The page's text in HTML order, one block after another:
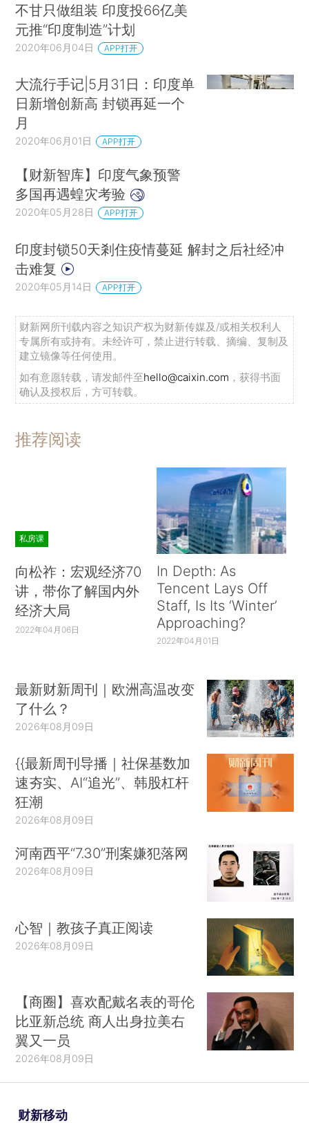
解释：基层政府的人员短缺；印度过早实现民主的
后果；以及种姓、性别和宗教造成的长期社会分
裂。第3部分讨论了有关印度政府表现不佳的两个
解释——印度政府部门规模过大以及被裙带政治裹
挟。这两个解释虽然常被提及，但进一步探究后发
现并不那么令人信服。最后的结论部分简要评论了
印度政府能力的某些变化模式，其中之一便是，尽
微观层面的劣势已得到显著改善。
1.参差不齐的表现
关近期概述，请参阅Bardhan，2016）。有一部分
强调政府在保护产权方面的作用，以及对自身施加
献关注在发展的背景下建立有效政府对于实现发展
目标和减少贫困的重要性（Page and Pande，
2018）。本文更多关注政府在提供如经济稳定、卫
生、教育与监管等基本服务方面的积极作用。
（①Rodrik and Subramanian（2003）为政府在市场
供法治和产权保护、确保合同的神圣性；稳定和矫
正市场，即涉及健全的中央银行和稳健的监管机
构；使市场合法化，即涉及税收和再分配政策，以
及发出声音并促进政治参与的平权运动；补充市
场，即提供基础设施和人力资本等公共品；削弱市
场，即通过国家对生产资料的所有权以及命令与控
制政策对市场的过度干预。）
财政结果
政府构建的核心是财政：就像主权国家对合法
（不同于间接税）、自然资源或外国援助的收入尤
其如此（Brautigam、Fjeldstad and Moore，
2008； Besley and Persson，2013）。对治理不
善和公共服务提供匮乏的解释经常与国家的征税能
力不足联系在一起：公民纳税越少，他们的国家主
人翁感越低，对服务和问责制，或者惩治腐败行为
的要求也越低（Persson and Rothstein，
对于独立前的英属印度，如果以军事能力和对
暴力的垄断权衡量，它有一个强政府；但是如果以
收入（以及相应的公共品支出）衡量，那么它有一
个弱政府。政府收入在国民收入中的占比在1871年
为2％，在1920—1930年仅为3%—5％，相较而
言，在两次世界大战的间歇期，英国为19％，日本
为29％（Roy，2011）。按人均水平计算，在1920
—1930年，英属马来联邦的平均支出是英属印度的
10倍以上，英属锡兰（今斯里兰卡）的平均支出超
过英属印度3倍，而诸如菲律宾等其他英属殖民地
和荷属东印度群岛的支出是英属印度的两倍以上，
不甘只做组装 印度投66亿美
元推“印度制造”计划
2020年06月04日 APP打开
大流行手记|5月31日：印度单
日新增创新高 封锁再延一个
月
2020年06月01日 APP打开
【财新智库】印度气象预警
多国再遇蝗灾考验
2020年05月28日 APP打开
印度封锁50天剎住疫情蔓延 解封之后社经冲
击难复
2020年05月14日 APP打开
财新网所刊载内容之知识产权为财新传媒及/或相关权利人
专属所有或持有。未经许可，禁止进行转载、摘编、复制及
建立镜像等任何使用。
如有意愿转载，请发邮件至hello@caixin.com ，获得书面
确认及授权后，方可转载。
推荐阅读
私房课
向松祚：宏观经济70
讲，带你了解国内外
经济大局
2022年04月06日
In Depth: As
Tencent Lays Off
Staff, Is Its ‘Winter’
Approaching?
2022年04月01日
最新财新周刊｜欧洲高温改变
了什么？
2026年08月09日
{{最新周刊导播｜社保基数加
速夯实、AI“追光”、韩股杠杆
狂潮
2026年08月09日
河南西平“7.30”刑案嫌犯落网
2026年08月09日
心智｜教孩子真正阅读
2026年08月09日
【商圈】喜欢配戴名表的哥伦
比亚新总统 商人出身拉美右
翼又一员
2026年08月09日
财新移动